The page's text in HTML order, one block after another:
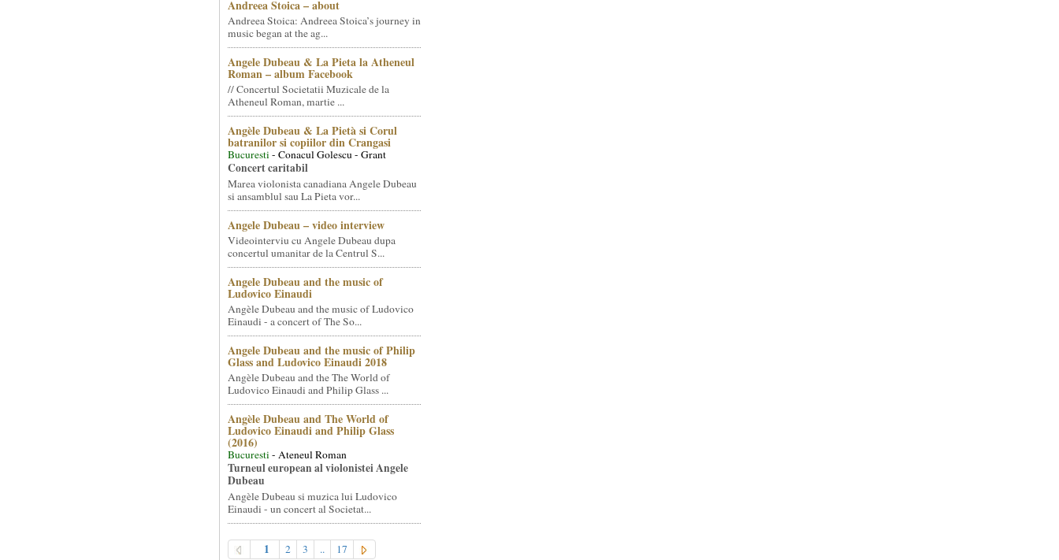
Andreea Stoica – about
Andreea Stoica: Andreea Stoica’s journey in
music began at the ag...
Angele Dubeau & La Pieta la Atheneul
Roman – album Facebook
// Concertul Societatii Muzicale de la
Atheneul Roman, martie ...
Angèle Dubeau & La Pietà si Corul
batranilor si copiilor din Crangasi
Bucuresti- Conacul Golescu - Grant
Concert caritabil
Marea violonista canadiana Angele Dubeau
si ansamblul sau La Pieta vor...
Angele Dubeau – video interview
Videointerviu cu Angele Dubeau dupa
concertul umanitar de la Centrul S...
Angele Dubeau and the music of
Ludovico Einaudi
Angèle Dubeau and the music of Ludovico
Einaudi - a concert of The So...
Angele Dubeau and the music of Philip
Glass and Ludovico Einaudi 2018
Angèle Dubeau and the The World of
Ludovico Einaudi and Philip Glass ...
Angèle Dubeau and The World of
Ludovico Einaudi and Philip Glass
(2016)
Bucuresti- Ateneul Roman
Turneul european al violonistei Angele
Dubeau
Angèle Dubeau si muzica lui Ludovico
Einaudi - un concert al Societat...
1 2 3 .. 17